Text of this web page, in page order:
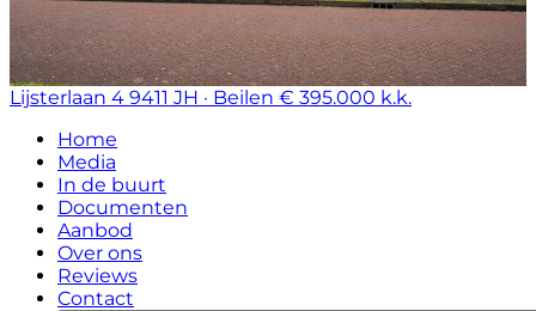
Lijsterlaan 4 9411 JH · Beilen € 395.000 k.k.
Home
Media
In de buurt
Documenten
Aanbod
Over ons
Reviews
Contact